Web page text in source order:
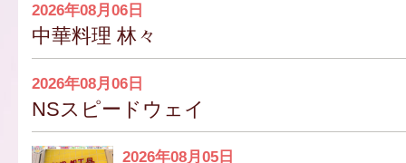
2026年08月06日
中華料理 林々
2026年08月06日
NSスピードウェイ
2026年08月05日